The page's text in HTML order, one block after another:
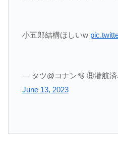
小五郎結構ほしいw
— タツ@コナン🫧 ⑧潜航済
June 13, 2023